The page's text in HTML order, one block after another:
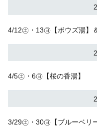
4/12㊏・13㊐【ボウズ湯】
4/5㊏・6㊐【桜の香湯】
3/29㊏・30㊐【ブルーベリ